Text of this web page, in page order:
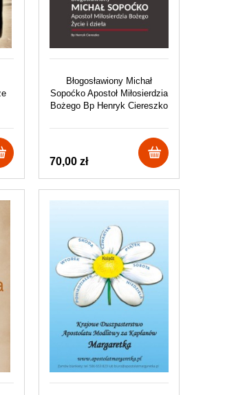
Błogosławiony Michał
Sopoćko Apostoł Miłosierdzia
Bożego Bp Henryk Ciereszko
70,00 zł